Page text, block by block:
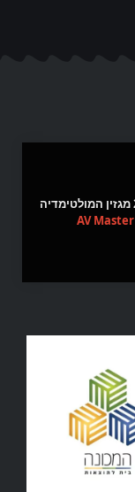
AV Master